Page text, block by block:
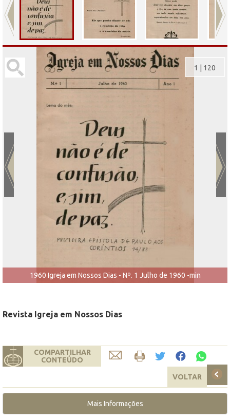
1960 Igreja em Nossos Dias - Nº. 1 Julho de 1960 -min
1 120
Revista Igreja em Nossos Dias
COMPARTILHAR
CONTEÚDO
VOLTAR
Mais Informações